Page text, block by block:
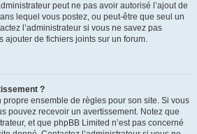
peut ne pas avoir autorisé l’ajout de
lequel vous postez, ou peut-être que seul un
l’administrateur si vous ne savez pas
ajouter de fichiers joints sur un forum.
?
ensemble de règles pour son site. Si vous
pouvez recevoir un avertissement. Notez que
et que phpBB Limited n’est pas concerné